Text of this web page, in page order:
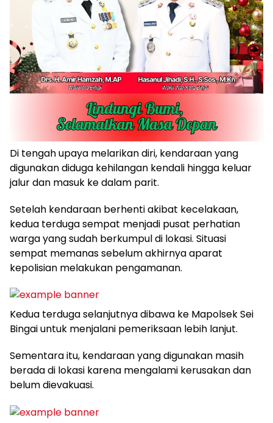
Di tengah upaya melarikan diri, kendaraan yang
digunakan diduga kehilangan kendali hingga keluar
jalur dan masuk ke dalam parit.
Setelah kendaraan berhenti akibat kecelakaan,
kedua terduga sempat menjadi pusat perhatian
warga yang sudah berkumpul di lokasi. Situasi
sempat memanas sebelum akhirnya aparat
kepolisian melakukan pengamanan.
Kedua terduga selanjutnya dibawa ke Mapolsek Sei
Bingai untuk menjalani pemeriksaan lebih lanjut.
Sementara itu, kendaraan yang digunakan masih
berada di lokasi karena mengalami kerusakan dan
belum dievakuasi.